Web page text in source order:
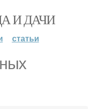
И ДАЧИ
статьи